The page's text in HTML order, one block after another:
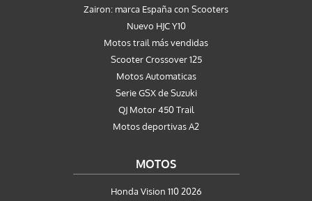
Zairon: marca España con Scooters
Nuevo HJC Y10
Motos trail más vendidas
Scooter Crossover 125
Motos Automaticas
Serie GSX de Suzuki
QJ Motor 450 Trail
Motos deportivas A2
MOTOS
Honda Vision 110 2026